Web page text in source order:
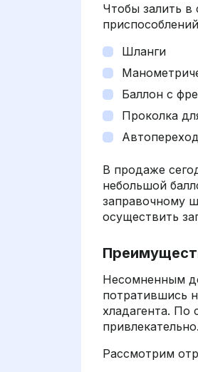
Чтобы залить в
Шланги
Баллон с
Проколка
В продаже
небольшой
заправочному
осуществить
Несомненным
потратившись
хладагента. По
Рассмотрим